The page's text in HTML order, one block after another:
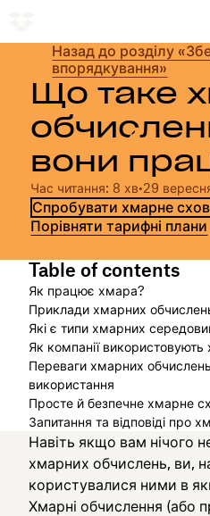
Назад до розділу
впорядкування»
Що таке
вони
Час читання: 8 хв•29
Спробувати хмарне
Порівняти тарифні плани
Table of contents
Як працює хмара?
Приклади хмарних
Які є типи хмарних
Як компанії
Переваги хмарних
використання
Просте й безпечне хмарне
Запитання та відповіді про
Навіть якщо вам нічого
хмарних обчислень, ви,
користувалися ними в
Хмарні обчислення (або